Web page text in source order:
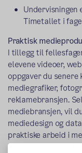
Timetallet i
Praktisk
I tillegg til
elevene videoer,
oppgaver du senere
mediegrafiker,
reklamebransjen.
mediebransjen, vil
mediedesign og
praktiske arbeid i
gir mer mening til